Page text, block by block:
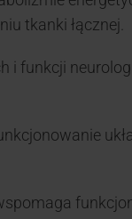
tkanki łącznej.
i funkcji